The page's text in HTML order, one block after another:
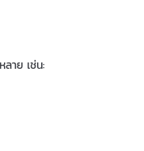
ลาย เช่น: